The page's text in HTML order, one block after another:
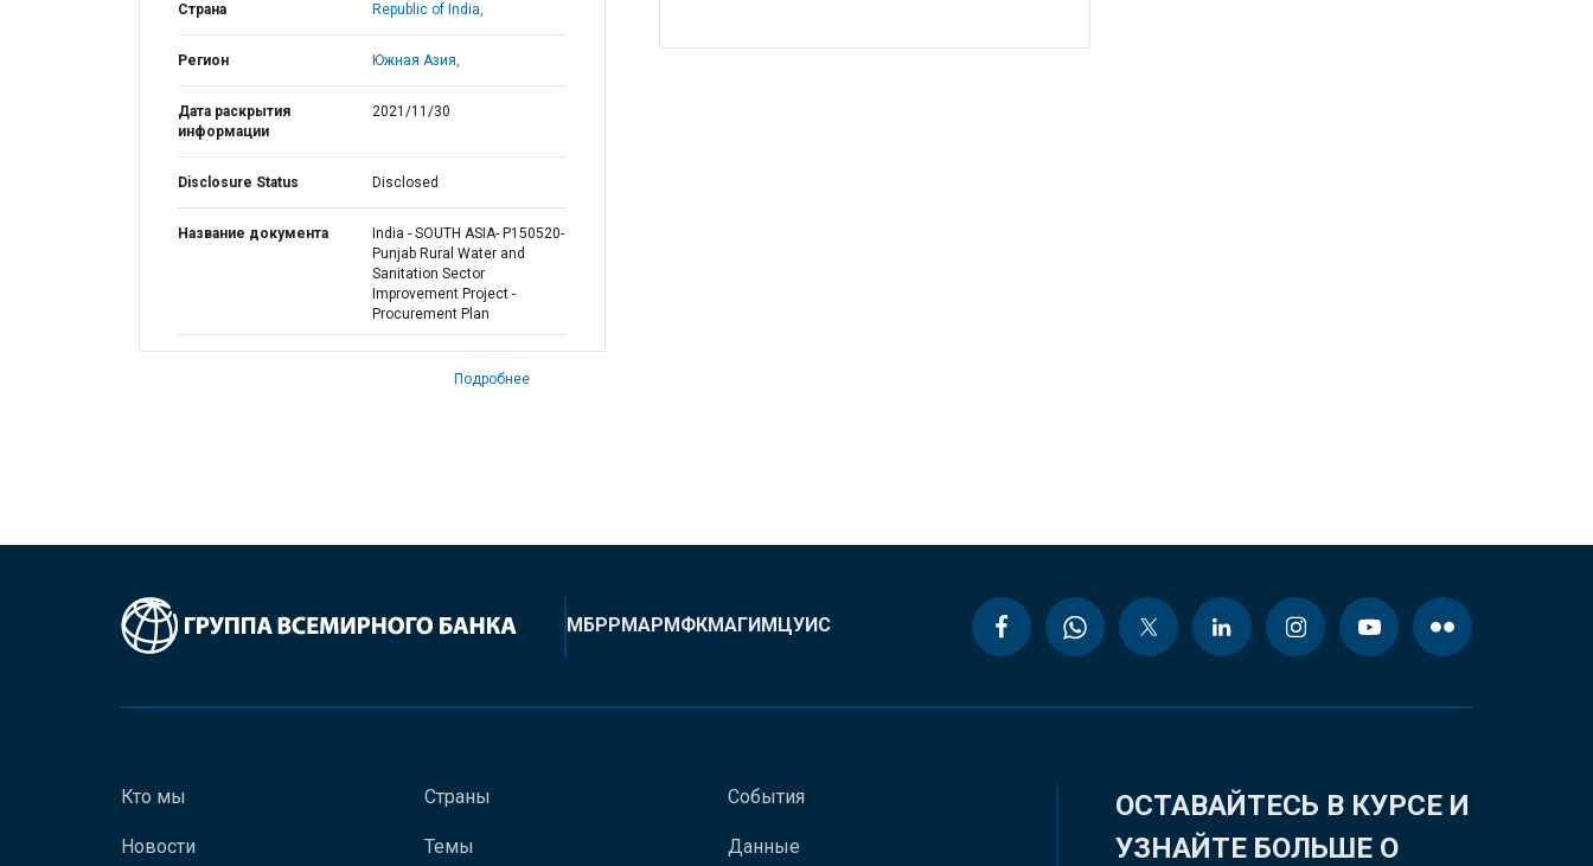
Страна Republic of India,
Регион Южная Азия,
Дата раскрытия
информации
2021/11/30
Disclosure Status Disclosed
Название документа
India - SOUTH ASIA- P150520-
Punjab Rural Water and
Sanitation Sector
Improvement Project -
Procurement Plan
Подробнее
МБРРМАРМФКМАГИМЦУИС
Кто мы
Новости
Страны
Темы
События
Данные
ОСТАВАЙТЕСЬ В КУРСЕ И
УЗНАЙТЕ БОЛЬШЕ О